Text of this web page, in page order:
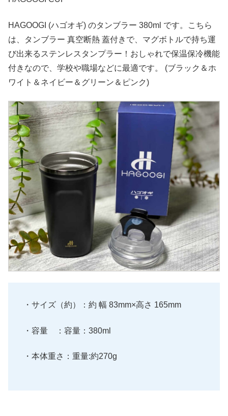
HAGOOGI (ハゴオギ) のタンブラー 380ml です。こちら
は、タンブラー 真空断熱 蓋付きで、マグボトルで持ち運
び出来るステンレスタンプラー！おしゃれで保温保冷機能
付きなので、学校や職場などに最適です。 (ブラック＆ホ
ワイト＆ネイビー＆グリーン＆ピンク)
・サイズ（約）：約 幅 83mm×高さ 165mm
・容量 ：容量：380ml
・本体重さ：重量:約270g